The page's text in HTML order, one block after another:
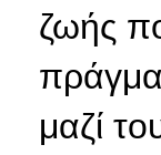
ζωής
μαζί